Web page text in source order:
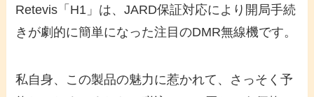
Retevis「H1」は、JARD保証対応により開局手続
きが劇的に簡単になった注目のDMR無線機です。
私自身、この製品の魅力に惹かれて、さっそく予